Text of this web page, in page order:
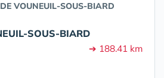
VOUNEUIL-SOUS-BIARD
SOUS-BIARD
➔ 188.41 km